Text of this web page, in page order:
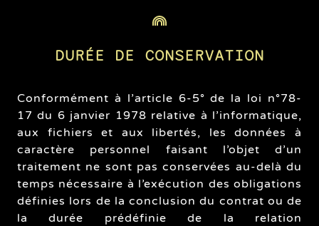
DURÉE DE CONSERVATION
Conformément à l’article 6-5° de la loi n°78-
17 du 6 janvier 1978 relative à l’informatique,
aux fichiers et aux libertés, les données à
caractère personnel faisant l’objet d’un
traitement ne sont pas conservées au-delà du
temps nécessaire à l’exécution des obligations
définies lors de la conclusion du contrat ou de
la durée prédéfinie de la relation